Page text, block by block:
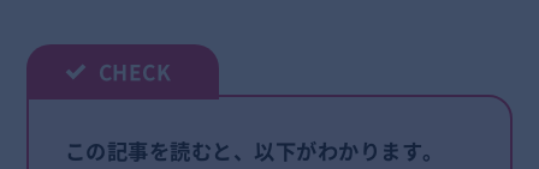
この記事を読むと、以下がわかります。